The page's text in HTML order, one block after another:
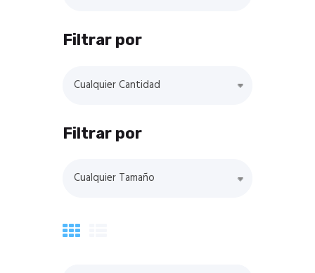
Filtrar por
Cualquier Cantidad
Filtrar por
Cualquier Tamaño